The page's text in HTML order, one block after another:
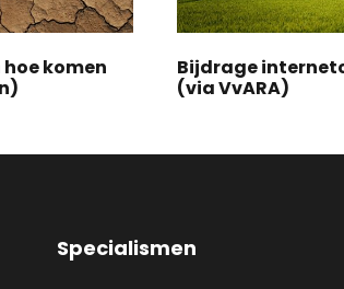
hoe komen
Bijdrage
(via VvARA)
Specialismen